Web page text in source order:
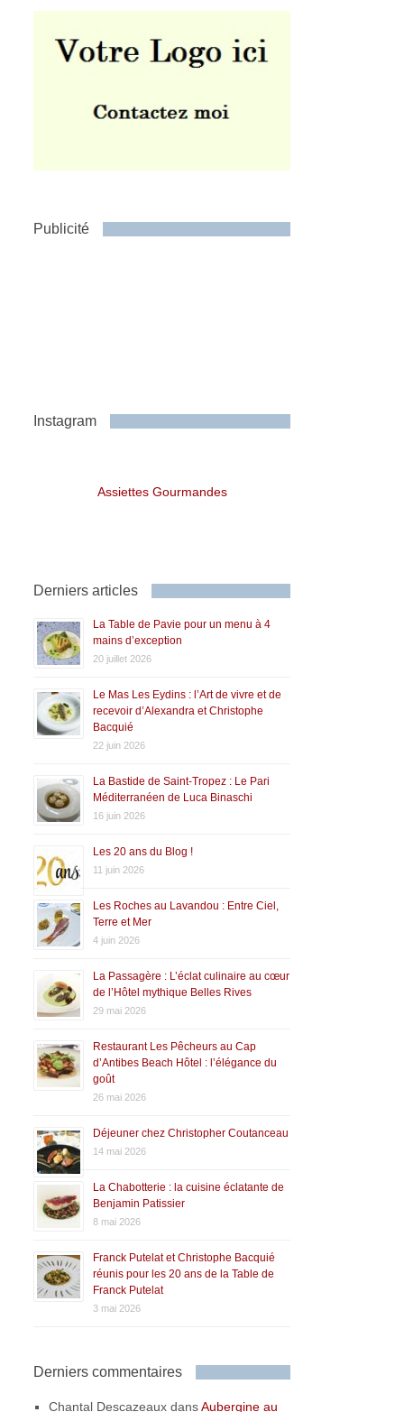
Publicité
Instagram
Assiettes Gourmandes
Derniers articles
La Table de Pavie pour un menu à 4
mains d’exception
20 juillet 2026
Le Mas Les Eydins : l’Art de vivre et de
recevoir d’Alexandra et Christophe
Bacquié
22 juin 2026
La Bastide de Saint-Tropez : Le Pari
Méditerranéen de Luca Binaschi
16 juin 2026
Les 20 ans du Blog !
11 juin 2026
Les Roches au Lavandou : Entre Ciel,
Terre et Mer
4 juin 2026
La Passagère : L’éclat culinaire au cœur
de l’Hôtel mythique Belles Rives
29 mai 2026
Restaurant Les Pêcheurs au Cap
d’Antibes Beach Hôtel : l’élégance du
goût
26 mai 2026
Déjeuner chez Christopher Coutanceau
14 mai 2026
La Chabotterie : la cuisine éclatante de
Benjamin Patissier
8 mai 2026
Franck Putelat et Christophe Bacquié
réunis pour les 20 ans de la Table de
Franck Putelat
3 mai 2026
Derniers commentaires
Chantal Descazeaux dansAubergine au